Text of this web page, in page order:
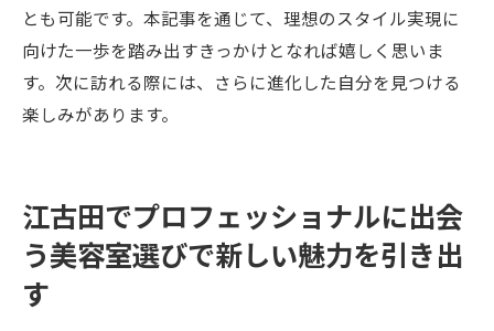
とも可能です。本記事を通じて、理想のスタイル実現に
向けた一歩を踏み出すきっかけとなれば嬉しく思いま
す。次に訪れる際には、さらに進化した自分を見つける
楽しみがあります。
江古田でプロフェッショナルに出会
う美容室選びで新しい魅力を引き出
す